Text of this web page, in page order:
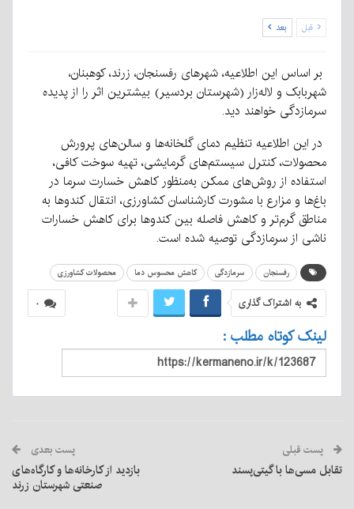
قبل بعد
بر اساس این اطلاعیه، شهرهای رفسنجان، زرند، کوهبنان،
شهربابک و لاله‌زار (شهرستان بردسیر) بیشترین اثر را از پدیده
سرمازدگی خواهند دید.
در این اطلاعیه تنظیم دمای گلخانه‌ها و سالن‌های پرورش
محصولات، کنترل سیستم‌های گرمایشی، تهیه سوخت کافی،
استفاده از روش‌های ممکن به‌منظور کاهش خسارت سرما در
باغ‌ها و مزارع با مشورت کارشناسان کشاورزی، انتقال کندوها به
مناطق گرم‌تر و کاهش فاصله بین کندوها برای کاهش خسارات
ناشی از سرمازدگی توصیه شده است.
رفسنجان سرمازدگی کاهش محسوس دما محصولات کشاورزی
۰ به اشتراک گذاری
لینک کوتاه مطلب :
پست قبلی
تقابل مسی‌ها با گیتی‌پسند
پست بعدی
بازدید از کارخانه‌ها و کارگاه‌های
صنعتی شهرستان زرند